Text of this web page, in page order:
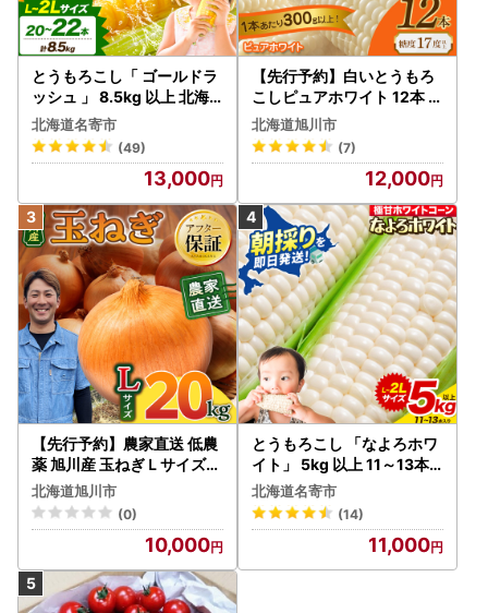
とうもろこし「 ゴールドラ
ッシュ 」 8.5kg 以上 北海
道 名寄 スイートコーン
北海道名寄市
(49)
13,000
【先行予約】白いとうもろ
こしピュアホワイト 12本 3.
6kg（2026年8月下旬から
発送開始） とうもろこし
北海道旭川市
(7)
12,000
【先行予約】農家直送 低農
薬 旭川産 玉ねぎＬサイズ2
0kg(2026年9月発送開始
予定)_ | 玉ねぎ 05935
北海道旭川市
(0)
10,000
とうもろこし 「なよろホワ
イト」 5kg 以上 11～13本
名寄 とうもろこし
北海道名寄市
(14)
11,000